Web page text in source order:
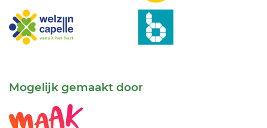
Mogelijk gemaakt door